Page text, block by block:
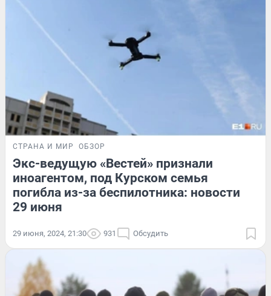
СТРАНА И МИР ОБЗОР
Экс-ведущую «Вестей» признали
иноагентом, под Курском семья
погибла из-за беспилотника: новости
29 июня
29 июня, 2024, 21:30 931 Обсудить